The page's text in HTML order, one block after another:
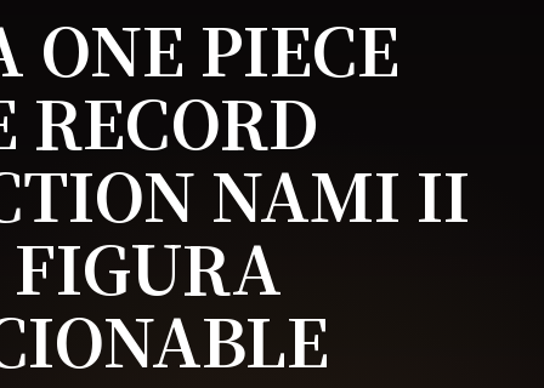
ONE PIECE
RECORD
NAMI II